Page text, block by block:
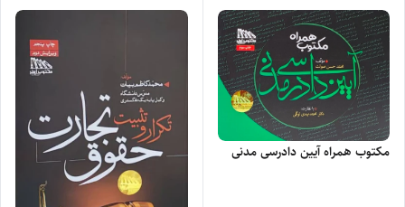
مکتوب همراه آیین دادرسی مدنی